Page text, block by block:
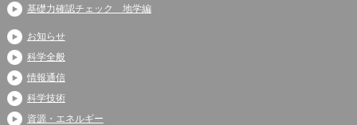
基礎力確認チェック 地学編
お知らせ
科学全般
情報通信
科学技術
資源・エネルギー